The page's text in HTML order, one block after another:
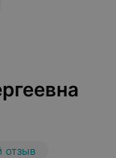
отзыв